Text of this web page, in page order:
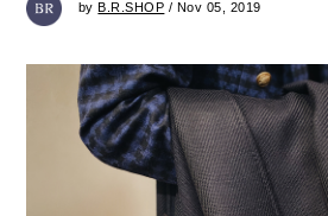
byB.R.SHOP / Nov 05, 2019